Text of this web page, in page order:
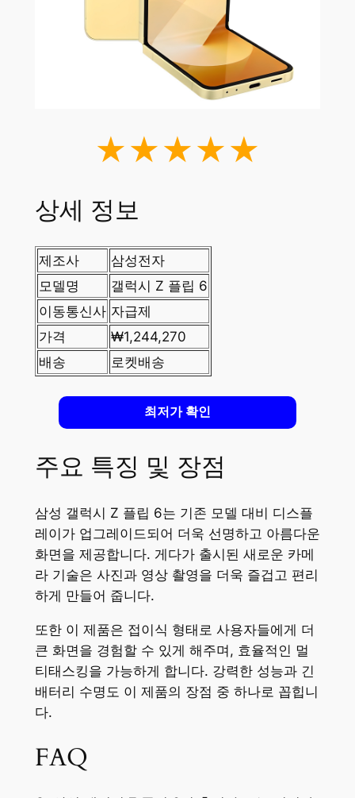
★★★★★
상세 정보
제조사
삼성전자
모델명
갤럭시 Z 플립 6
이동통신사 자급제
가격
₩1,244,270
배송
로켓배송
최저가 확인
주요 특징 및 장점
삼성 갤럭시 Z 플립 6는 기존 모델 대비 디스플
레이가 업그레이드되어 더욱 선명하고 아름다운
화면을 제공합니다. 게다가 출시된 새로운 카메
라 기술은 사진과 영상 촬영을 더욱 즐겁고 편리
하게 만들어 줍니다.
또한 이 제품은 접이식 형태로 사용자들에게 더
큰 화면을 경험할 수 있게 해주며, 효율적인 멀
티태스킹을 가능하게 합니다. 강력한 성능과 긴
배터리 수명도 이 제품의 장점 중 하나로 꼽힙니
다.
FAQ